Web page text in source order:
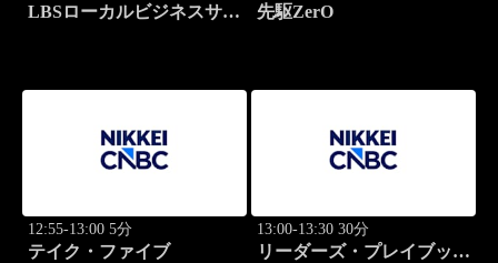
LBSローカルビジネスサテ
先駆ZerO
12:55-13:00 5分
テイク・ファイブ
13:00-13:30 30分
リーダーズ・プレイブック